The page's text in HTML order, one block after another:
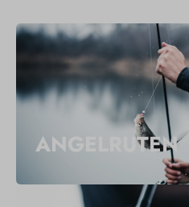
ANGELRUTEN